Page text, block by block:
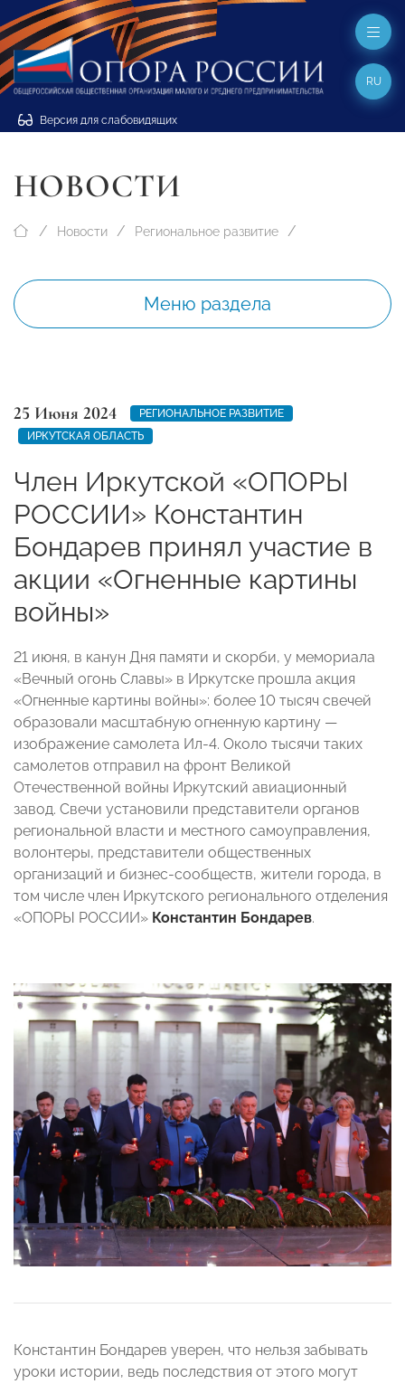
Версия для слабовидящих
RU
НОВОСТИ
Новости Региональное развитие
Меню раздела
25 Июня 2024
РЕГИОНАЛЬНОЕ РАЗВИТИЕ
ИРКУТСКАЯ ОБЛАСТЬ
Член Иркутской «ОПОРЫ
РОССИИ» Константин
Бондарев принял участие в
акции «Огненные картины
войны»
21 июня, в канун Дня памяти и скорби, у мемориала
«Вечный огонь Славы» в Иркутске прошла акция
«Огненные картины войны»: более 10 тысяч свечей
образовали масштабную огненную картину —
изображение самолета Ил-4. Около тысячи таких
самолетов отправил на фронт Великой
Отечественной войны Иркутский авиационный
завод. Свечи установили представители органов
региональной власти и местного самоуправления,
волонтеры, представители общественных
организаций и бизнес-сообществ, жители города, в
том числе член Иркутского регионального отделения
«ОПОРЫ РОССИИ» Константин Бондарев.
Константин Бондарев уверен, что нельзя забывать
уроки истории, ведь последствия от этого могут